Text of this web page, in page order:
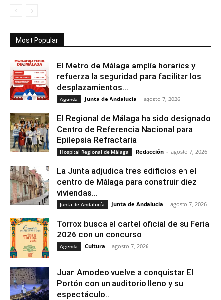
Most Popular
El Metro de Málaga amplía horarios y
refuerza la seguridad para facilitar los
desplazamientos...
Agenda Junta de Andalucía - agosto 7, 2026
El Regional de Málaga ha sido designado
Centro de Referencia Nacional para
Epilepsia Refractaria
Hospital Regional de Málaga Redacción - agosto 7, 2026
La Junta adjudica tres edificios en el
centro de Málaga para construir diez
viviendas...
Junta de Andalucía Junta de Andalucía - agosto 7, 2026
Torrox busca el cartel oficial de su Feria
2026 con un concurso
Agenda Cultura - agosto 7, 2026
Juan Amodeo vuelve a conquistar El
Portón con un auditorio lleno y su
espectáculo...